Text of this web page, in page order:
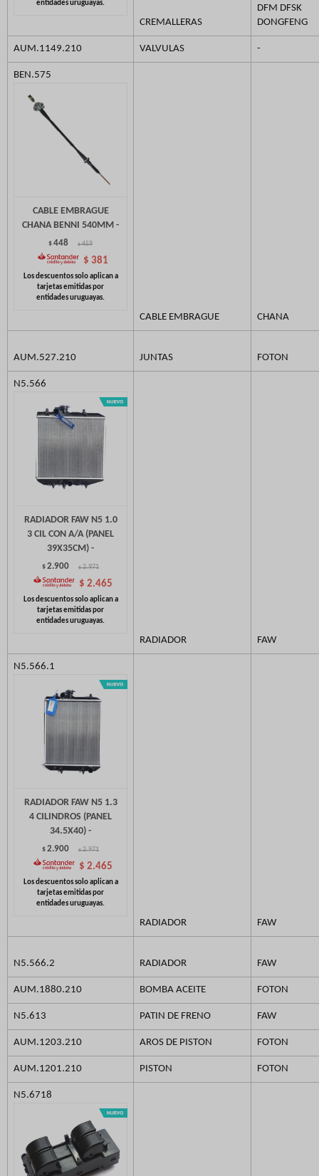
CREMALLERAS
DFM DFSK
DONGFENG
AUM.1149.210 VALVULAS -
BEN.575
CABLE EMBRAGUE
CHANA BENNI 540MM -
$448 $ 459
$ 381
CABLE EMBRAGUE CHANA
AUM.527.210 JUNTAS FOTON
N5.566
RADIADOR FAW N5 1.0
3 CIL CON A/A (PANEL
39X35CM) -
$2.900 $ 2.971
$ 2.465
RADIADOR FAW
N5.566.1
RADIADOR FAW N5 1.3
4 CILINDROS (PANEL
34.5X40) -
$2.900 $ 2.971
$ 2.465
RADIADOR FAW
N5.566.2 RADIADOR FAW
AUM.1880.210 BOMBA ACEITE FOTON
N5.613 PATIN DE FRENO FAW
AUM.1203.210 AROS DE PISTON FOTON
AUM.1201.210 PISTON FOTON
N5.6718